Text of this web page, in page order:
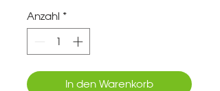
Anzahl *
In den Warenkorb